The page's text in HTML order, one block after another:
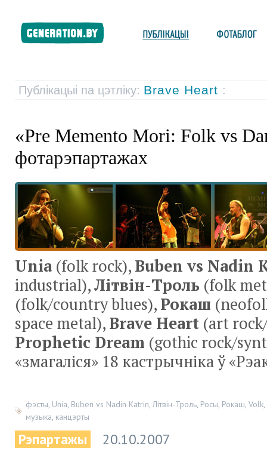
Публікацыі па цэтліку: Brave Heart :
«Pre Memento Mori: Folk vs
фотарэпартажах
Unia (folk rock), Buben vs Nadin
industrial),Літвін-Троль (folk
(folk/country blues), Рокаш
space metal), Brave Heart (art
Prophetic Dream (gothic rock/
«змагаліся» 18 кастрычніка ў
фэсты, Unia, Buben vs Nadin Katrin,Літвін-Троль, Росы, Рокаш, Volk,
музыка, канцэрты
Рэпартажы 20.10.2007